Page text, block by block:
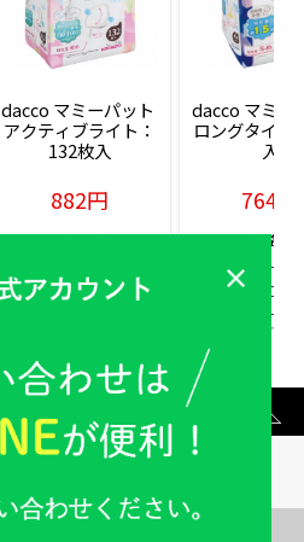
dacco マミーパット
アクティブライト：
132枚入
882円
販売価格(税込)
dacco マミー
ロングタイム
入
764円
販売価格(税
もっと見る